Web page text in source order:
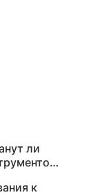
ли
к